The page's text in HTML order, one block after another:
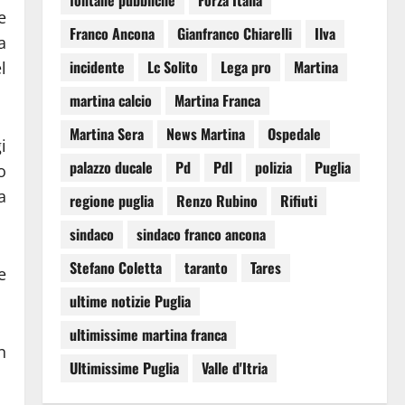
Franco Ancona
Gianfranco Chiarelli
Ilva
incidente
Lc Solito Lega pro
Martina
martina calcio
Martina Franca
Martina Sera
News Martina
Ospedale
palazzo ducale
Pd Pdl polizia
Puglia
regione puglia
Renzo Rubino
Rifiuti
sindaco
sindaco franco ancona
Stefano Coletta
taranto
Tares
ultime notizie Puglia
ultimissime martina franca
Ultimissime Puglia
Valle d'Itria